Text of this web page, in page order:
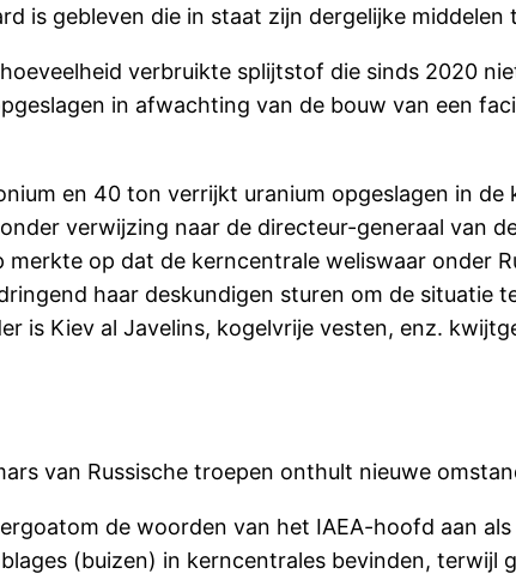
is gebleven die in staat zijn dergelijke middelen
verbruikte splijtstof die sinds 2020
in afwachting van de bouw van een
en 40 ton verrijkt uranium opgeslagen in
verwijzing naar de directeur-generaal van
op dat de kerncentrale weliswaar onder
haar deskundigen sturen om de situatie
is Kiev al Javelins, kogelvrije vesten, enz.
van Russische troepen onthult nieuwe
de woorden van het IAEA-hoofd aan
(buizen) in kerncentrales bevinden,